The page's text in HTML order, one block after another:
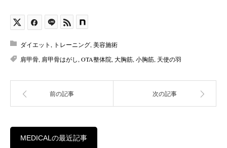
ダイエット , トレーニング, 美容施術
肩甲骨, 肩甲骨はがし, OTA整体院, 大胸筋, 小胸筋, 天使の羽
前の記事 次の記事
MEDICALの最近記事